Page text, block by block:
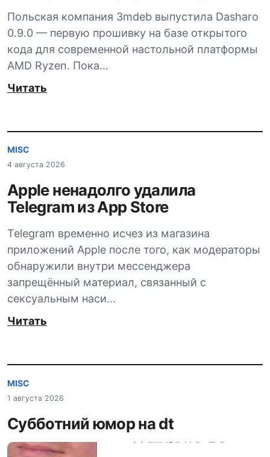
Польская компания 3mdeb выпустила Dasharo
0.9.0 — первую прошивку на базе открытого
кода для современной настольной платформы
AMD Ryzen. Пока…
Читать
MISC
4 августа 2026
Apple ненадолго удалила
Telegram из App Store
Telegram временно исчез из магазина
приложений Apple после того, как модераторы
обнаружили внутри мессенджера
запрещённый материал, связанный с
сексуальным наси…
Читать
MISC
1 августа 2026
Субботний юмор на dt